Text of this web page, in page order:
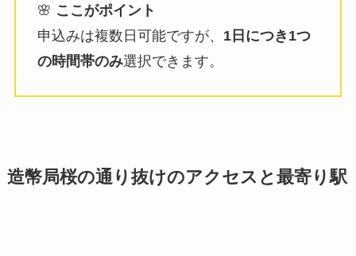
🌸 ここがポイント
申込みは複数日可能ですが、 1日につき1つ
の時間帯のみ選択できます。
造幣局桜の通り抜けのアクセスと最寄り駅